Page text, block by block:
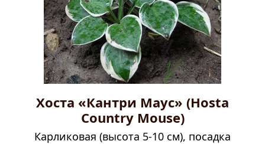
Хоста «Кантри Маус» (Hosta
Country Mouse)
Карликовая (высота 5-10 см), посадка